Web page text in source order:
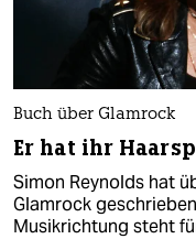
Buch über Glamrock
Er hat ihr
Simon Reynolds hat
Glamrock
Musikrichtung steht